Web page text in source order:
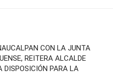
CON LA JUNTA
REITERA ALCALDE
DISPOSICIÓN PARA LA